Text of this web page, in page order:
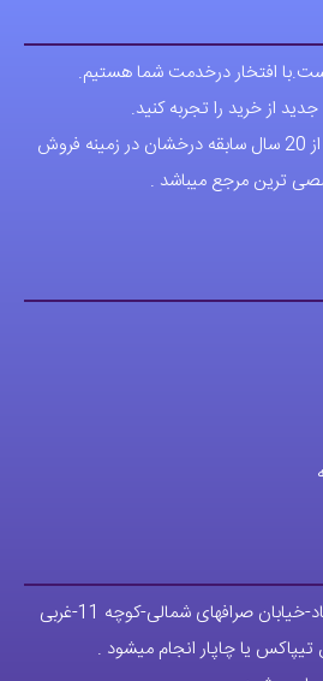
صرافهای شمالی-کوچه 11-غربی
تیپاکس یا چاپار انجام میشود .
میشود .